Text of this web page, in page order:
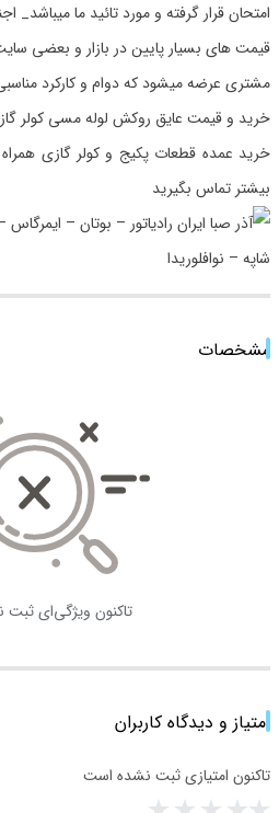
امتحان قرار گرفته و مورد تائید ما میباشد_
قیمت های بسیار پایین در بازار و بعضی
مشتری عرضه میشود که دوام و کارکرد
خرید و قیمت عایق روکش لوله مسی کولر
خرید عمده قطعات پکیج و کولر گازی همراه
بیشتر تماس بگیرید
مشخصات
تاکنون ویژگی‌ای
امتیاز و دیدگاه کاربران
تاکنون امتیازی ثبت نشده است